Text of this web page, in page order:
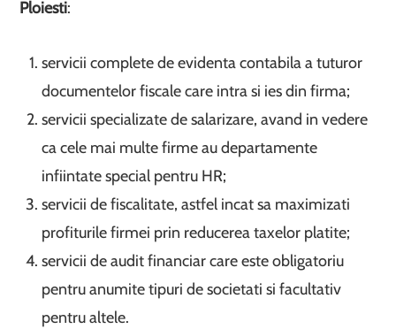
Ploiesti:
servicii complete de evidenta contabila a tuturor
documentelor fiscale care intra si ies din firma;
servicii specializate de salarizare, avand in vedere
ca cele mai multe firme au departamente
infiintate special pentru HR;
servicii de fiscalitate, astfel incat sa maximizati
profiturile firmei prin reducerea taxelor platite;
servicii de audit financiar care este obligatoriu
pentru anumite tipuri de societati si facultativ
pentru altele.